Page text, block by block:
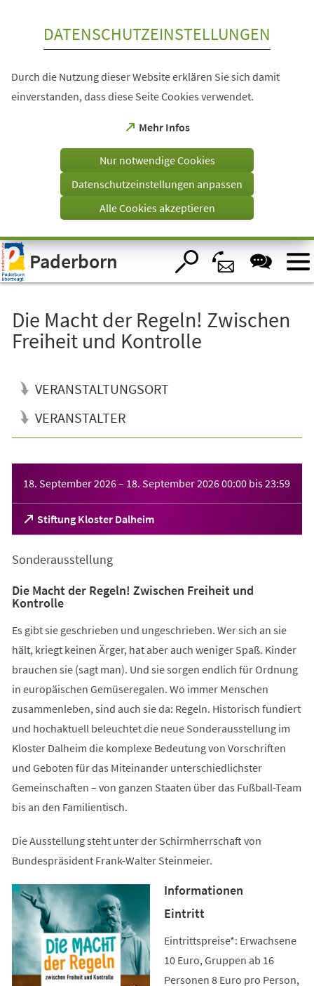
Visuelle
Assistenzsoftware
öffnen.
DATENSCHUTZEINSTELLUNGEN
Durch die Nutzung dieser Website erklären Sie sich damit
einverstanden, dass diese Seite Cookies verwendet.
Mehr Infos
(Öffnet
einem
Tab)
Nur notwendige Cookies
Datenschutzeinstellungen anpassen
Alle Cookies akzeptieren
Paderborn
Die Macht der Regeln! Zwischen
Freiheit und Kontrolle
VERANSTALTUNGSORT
VERANSTALTER
18. September 2026– 18. September 202600:00 bis23:59
Stiftung Kloster Dalheim
(Öffnet
in
neuen
Sonderausstellung
Die Macht der Regeln! Zwischen Freiheit und
Kontrolle
Es gibt sie geschrieben und ungeschrieben. Wer sich an sie
hält, kriegt keinen Ärger, hat aber auch weniger Spaß. Kinder
brauchen sie (sagt man). Und sie sorgen endlich für Ordnung
in europäischen Gemüseregalen. Wo immer Menschen
zusammenleben, sind auch sie da: Regeln. Historisch fundiert
und hochaktuell beleuchtet die neue Sonderausstellung im
Kloster Dalheim die komplexe Bedeutung von Vorschriften
und Geboten für das Miteinander unterschiedlichster
Gemeinschaften – von ganzen Staaten über das Fußball-Team
bis an den Familientisch.
Die Ausstellung steht unter der Schirmherrschaft von
Bundespräsident Frank-Walter Steinmeier.
Informationen
Eintritt
Eintrittspreise*: Erwachsene
10 Euro, Gruppen ab 16
Personen 8 Euro pro Person,